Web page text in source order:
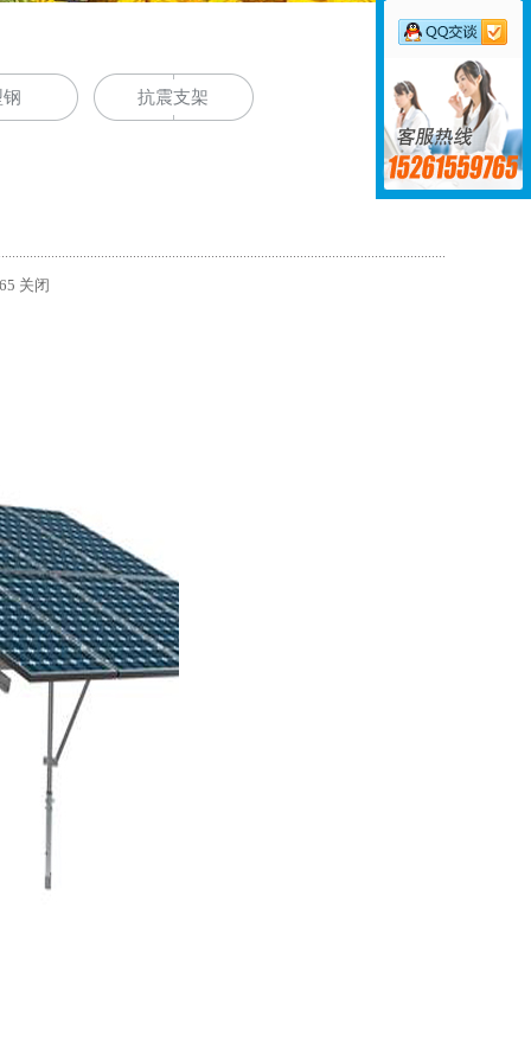
钢 抗震支架
关闭